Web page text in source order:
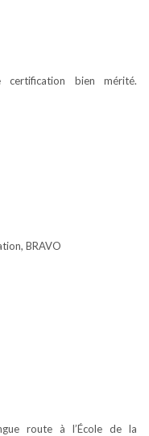
certification bien mérité.
BRAVO
route à l’École de la